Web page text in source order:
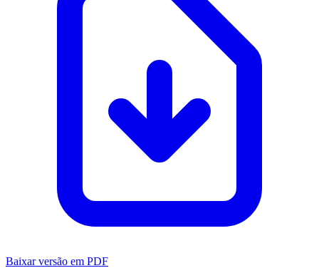
Baixar versão em PDF